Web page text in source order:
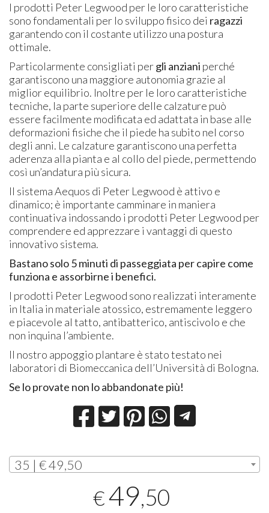
I prodotti Peter Legwood per le loro caratteristiche
sono fondamentali per lo sviluppo fisico dei ragazzi
garantendo con il costante utilizzo una postura
ottimale.
Particolarmente consigliati pergli anziani perché
garantiscono una maggiore autonomia grazie al
miglior equilibrio. Inoltre per le loro caratteristiche
tecniche, la parte superiore delle calzature può
essere facilmente modificata ed adattata in base alle
deformazioni fisiche che il piede ha subito nel corso
degli anni. Le calzature garantiscono una perfetta
aderenza alla pianta e al collo del piede, permettendo
così un’andatura più sicura.
Il sistema Aequos di Peter Legwood è attivo e
dinamico; è importante camminare in maniera
continuativa indossando i prodotti Peter Legwood per
comprendere ed apprezzare i vantaggi di questo
innovativo sistema.
Bastano solo 5 minuti di passeggiata per capire come
funziona e assorbirne i benefici.
I prodotti Peter Legwood sono realizzati interamente
in Italia in materiale atossico, estremamente leggero
e piacevole al tatto, antibatterico, antiscivolo e che
non inquina l’ambiente.
Il nostro appoggio plantare è stato testato nei
laboratori di Biomeccanica dell’Università di Bologna.
Se lo provate non lo abbandonate più!
35 | € 49,50
€49,50